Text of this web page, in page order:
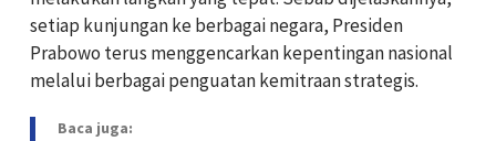
setiap kunjungan ke berbagai negara, Presiden
Prabowo terus menggencarkan kepentingan nasional
melalui berbagai penguatan kemitraan strategis.
Baca juga: